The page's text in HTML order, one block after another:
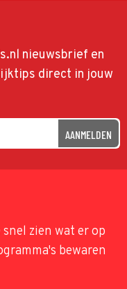
nieuwsbrief en
direct in jouw
AANMELDEN
zien wat er op
bewaren